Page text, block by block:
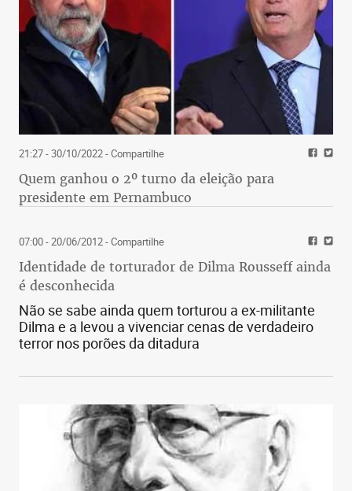
21:27 - 30/10/2022- Compartilhe
Quem ganhou o 2º turno da eleição para
presidente em Pernambuco
07:00 - 20/06/2012- Compartilhe
Identidade de torturador de Dilma Rousseff ainda
é desconhecida
Não se sabe ainda quem torturou a ex-militante
Dilma e a levou a vivenciar cenas de verdadeiro
terror nos porões da ditadura